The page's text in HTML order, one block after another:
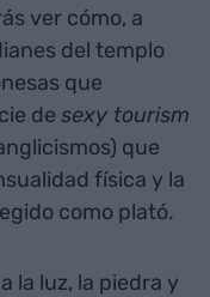
ver cómo, a
del templo
que
de sexy tourism
que
física y la
como plató.
la luz, la piedra y